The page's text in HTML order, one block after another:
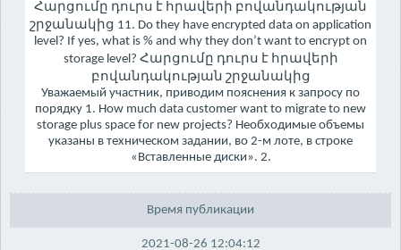
Հարցումը դուրս է հրավերի բովանդակության
շրջանակից 11. Do they have encrypted data on application
level? If yes, what is % and why they don’t want to encrypt on
storage level? Հարցումը դուրս է հրավերի
բովանդակության շրջանակից
Уважаемый участник, приводим пояснения к запросу по
порядку 1. How much data customer want to migrate to new
storage plus space for new projects? Необходимые объемы
указаны в техническом задании, во 2-м лоте, в строке
«Вставленные диски». 2.
Время публикации
2021-08-26 12:04:12